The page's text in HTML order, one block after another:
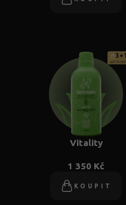
3+1
od 1 013 Kč
Vitality
1 350 Kč
KOUPIT